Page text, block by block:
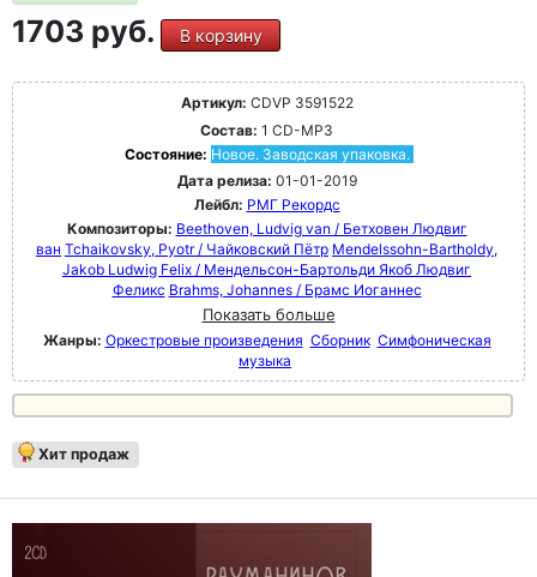
1703 руб. В корзину
Артикул: CDVP 3591522
Состав: 1 CD-MP3
Состояние: Новое. Заводская упаковка.
Дата релиза: 01-01-2019
Лейбл: РМГ Рекордс
Композиторы: Beethoven, Ludvig van / Бетховен Людвиг
ван Tchaikovsky, Pyotr / Чайковский Пётр Mendelssohn-Bartholdy,
Jakob Ludwig Felix / Мендельсон-Бартольди Якоб Людвиг
Феликс Brahms, Johannes / Брамс Иоганнес
Показать больше
Жанры: Оркестровые произведения Сборник Симфоническая
музыка
Хит продаж